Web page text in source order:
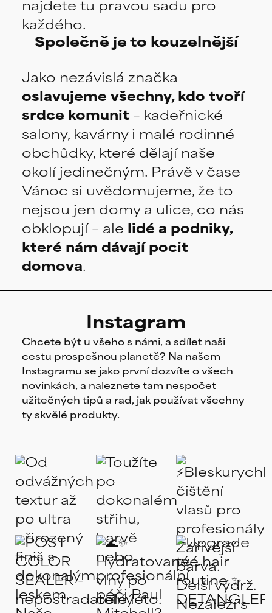
najdete tu pravou sadu pro
každého.
Společně je to kouzelnější
Jako nezávislá značka
oslavujeme všechny, kdo tvoří
srdce komunit – kadeřnické
salony, kavárny i malé rodinné
obchůdky, které dělají naše
okolí jedinečným. Právě v čase
Vánoc si uvědomujeme, že to
nejsou jen domy a ulice, co nás
obklopují – ale
lidé a podniky,
které nám dávají pocit
domova.
Instagram
Chcete být u všeho s námi, a sdílet naši
cestu prospešnou planetě? Na našem
Instagramu se jako první dozvíte o všech
novinkách, a naleznete tam nespočet
užitečných tipů a rad, jak používat všechny
ty skvělé produkty.